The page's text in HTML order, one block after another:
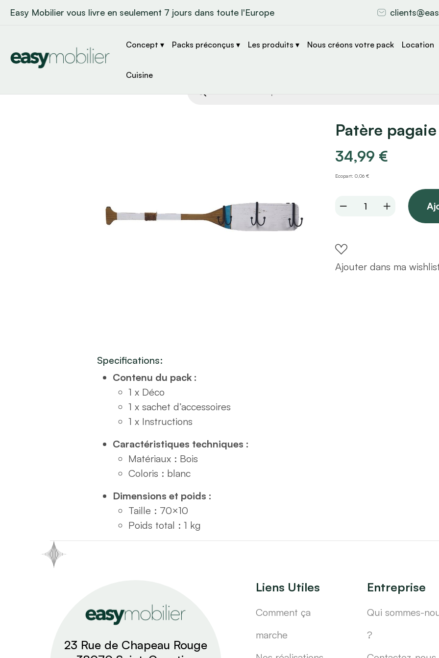
Easy Mobilier vous livre en seulement 7 jours dans toute l'Europe
Concept ▾ Packs préconçus ▾ Les produits ▾ Nous créons votre pack Location
Cuisine
de
Patère
34,99 €
Ecopart: 0,06 €
Patère
bois
L70
quantity
Ajouter dans ma
Specifications:
Contenu du pack :
1 x Déco
1 x sachet d’accessoires
1 x Instructions
Caractéristiques techniques :
Matériaux : Bois
Coloris : blanc
Dimensions et poids :
Taille : 70×10
Poids total : 1 kg
23 Rue de Chapeau Rouge
Liens Utiles
Comment ça
marche
Entreprise
Qui sommes-
?